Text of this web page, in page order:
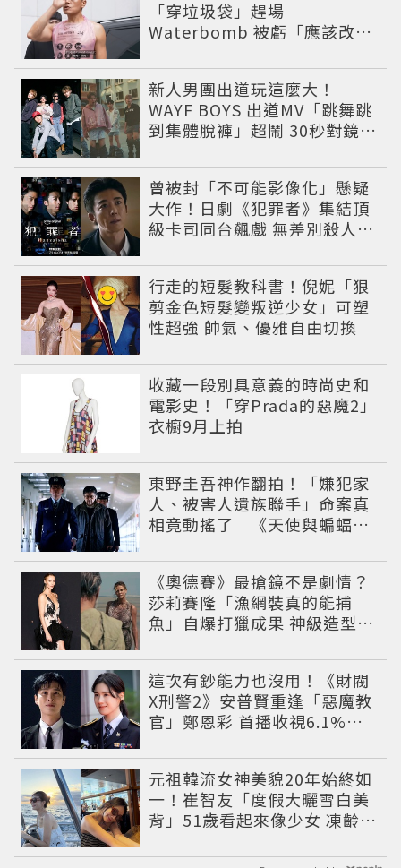
「穿垃圾袋」趕場
Waterbomb 被虧「應該改名
新人男團出道玩這麼大！
WAYF BOYS 出道MV「跳舞跳
到集體脫褲」超鬧 30秒對鏡清
曾被封「不可能影像化」懸疑
大作！日劇《犯罪者》集結頂
級卡司同台飆戲 無差別殺人案
行走的短髮教科書！倪妮「狠
剪金色短髮變叛逆少女」可塑
性超強 帥氣、優雅自由切換
收藏一段別具意義的時尚史和
電影史！「穿Prada的惡魔2」
衣櫥9月上拍
東野圭吾神作翻拍！「嫌犯家
人、被害人遺族聯手」命案真
相竟動搖了 《天使與蝙蝠》
《奧德賽》最搶鏡不是劇情？
莎莉賽隆「漁網裝真的能捕
魚」自爆打獵成果 神級造型美
這次有鈔能力也沒用！《財閥
X刑警2》安普賢重逢「惡魔教
官」鄭恩彩 首播收視6.1%超
元祖韓流女神美貌20年始終如
一！崔智友「度假大曬雪白美
背」51歲看起來像少女 凍齡近